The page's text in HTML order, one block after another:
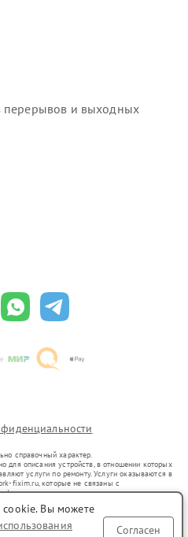
и выходных
справочный характер.
для описания устройств, в отношении которых
услуги по ремонту. Услуги оказываются в
fixim.ru, которые не связаны с
представителями.
в гражданский оборот в соответствии
цели индивидуализации услуг или введения
о предоставляемых услугах по
cookie. Вы можете
Согласен